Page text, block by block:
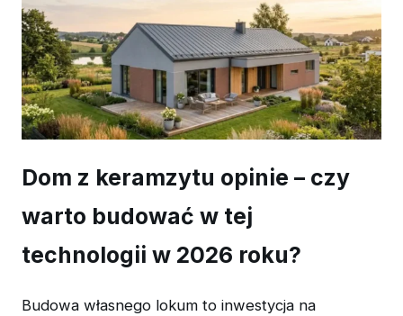
Dom z keramzytu opinie – czy
warto budować w tej
technologii w 2026 roku?
Budowa własnego lokum to inwestycja na